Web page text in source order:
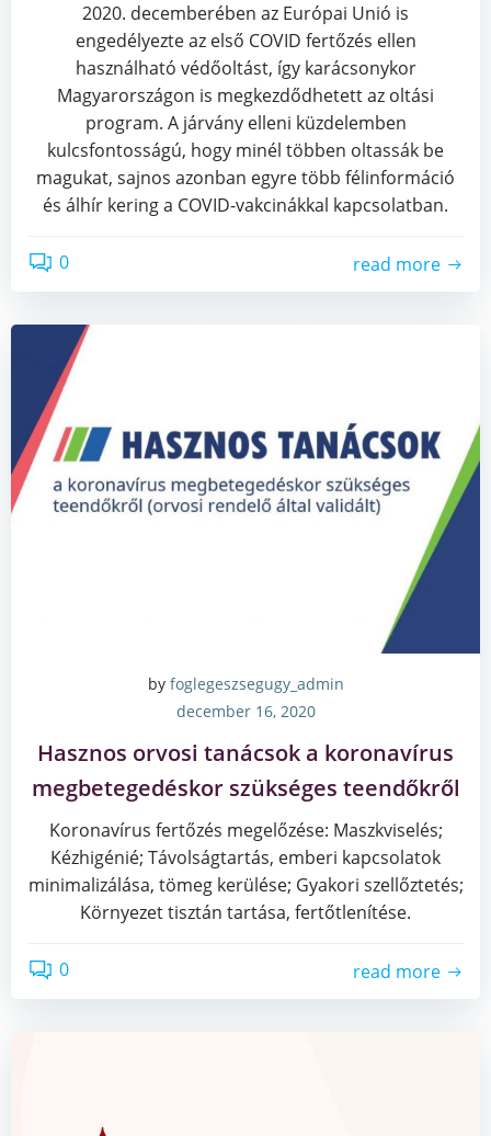
2020. decemberében az Európai Unió is
engedélyezte az első COVID fertőzés ellen
használható védőoltást, így karácsonykor
Magyarországon is megkezdődhetett az oltási
program. A járvány elleni küzdelemben
kulcsfontosságú, hogy minél többen oltassák be
magukat, sajnos azonban egyre több félinformáció
és álhír kering a COVID-vakcinákkal kapcsolatban.
0 read more
by foglegeszsegugy_admin
december 16, 2020
Hasznos orvosi tanácsok a koronavírus
megbetegedéskor szükséges teendőkről
Koronavírus fertőzés megelőzése: Maszkviselés;
Kézhigénié; Távolságtartás, emberi kapcsolatok
minimalizálása, tömeg kerülése; Gyakori szellőztetés;
Környezet tisztán tartása, fertőtlenítése.
0 read more